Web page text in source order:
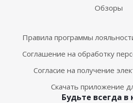
Обзоры
Правила программы
Соглашение на обработку
Согласие на получение
Скачать приложение
Будьте всегда в